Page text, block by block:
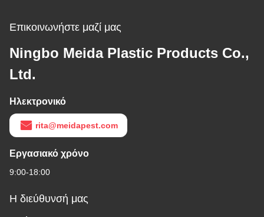
Επικοινωνήστε μαζί μας
Ningbo Meida Plastic Products Co.,
Ltd.
Ηλεκτρονικό
rita@meidapest.com
Εργασιακό χρόνο
9:00-18:00
Η διεύθυνσή μας